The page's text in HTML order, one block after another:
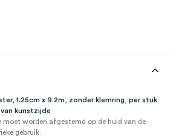
1.25cm x 9.2m, zonder klemring, per stuk
kunstzijde
moet worden afgestemd op de huid van de
gebruik.